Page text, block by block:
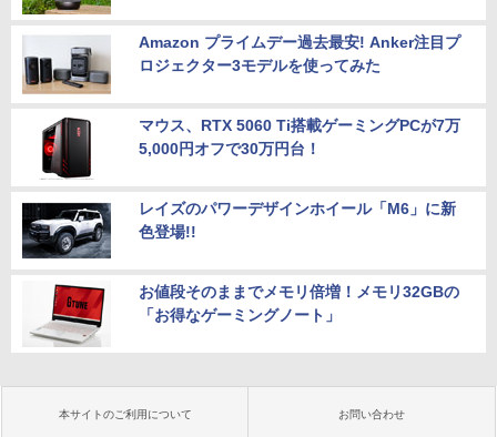
Amazon プライムデー過去最安! Anker注目プ
ロジェクター3モデルを使ってみた
マウス、RTX 5060 Ti搭載ゲーミングPCが7万
5,000円オフで30万円台！
レイズのパワーデザインホイール「M6」に新
色登場!!
お値段そのままでメモリ倍増！メモリ32GBの
「お得なゲーミングノート」
本サイトのご利用について お問い合わせ